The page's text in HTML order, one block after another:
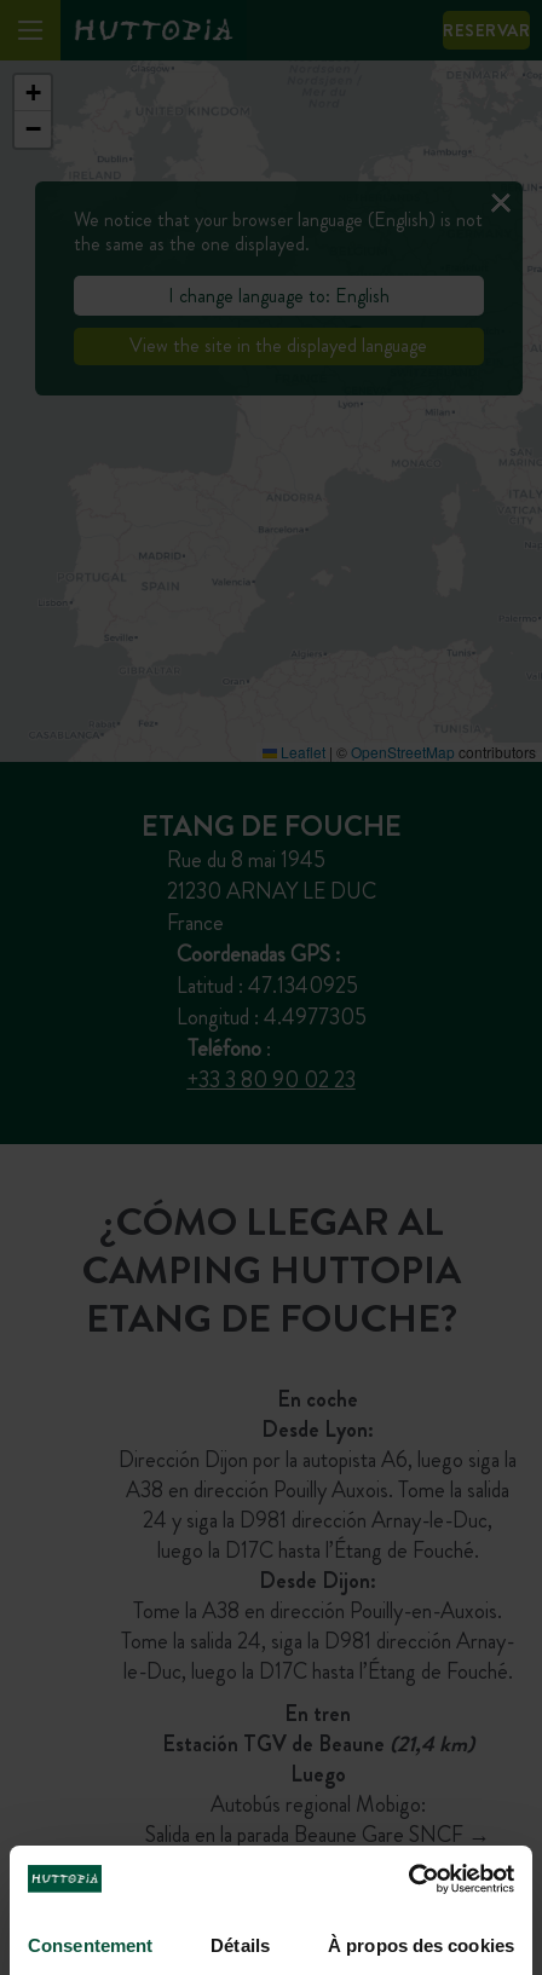
Consentement Détails À propos des cookies
RESERVAR
+
−
Leaflet | ©OpenStreetMap contributors
ETANG DE FOUCHE
Rue du 8 mai 1945
21230 ARNAY LE DUC
France
Coordenadas GPS :
Latitud : 47.1340925
Longitud : 4.4977305
Teléfono:
+33 3 80 90 02 23
¿CÓMO LLEGAR AL
CAMPING HUTTOPIA
ETANG DE FOUCHE?
En coche
Desde Lyon:
Dirección Dijon por la autopista A6, luego siga la
A38 en dirección Pouilly Auxois. Tome la salida
24 y siga la D981 dirección Arnay-le-Duc,
luego la D17C hasta l’Étang de Fouché.
Desde Dijon:
Tome la A38 en dirección Pouilly-en-Auxois.
Tome la salida 24, siga la D981 dirección Arnay-
le-Duc, luego la D17C hasta l’Étang de Fouché.
En tren
Estación TGV de Beaune (21,4 km)
Luego
Autobús regional Mobigo:
Salida en la parada Beaune Gare SNCF →
Llegada a la parada Arnay-le-Duc
(1 h en autobús + 15 min a pie)
Taxi
We notice that your browser language (English) is not
the same as the one displayed.
I change language to: English
View the site in the displayed language